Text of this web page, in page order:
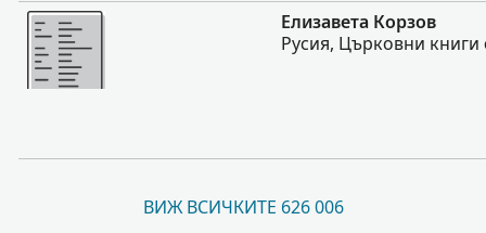
Повече
Елизавета Корзов
Русия, Църковни книги
ВИЖ ВСИЧКИТЕ 626 006